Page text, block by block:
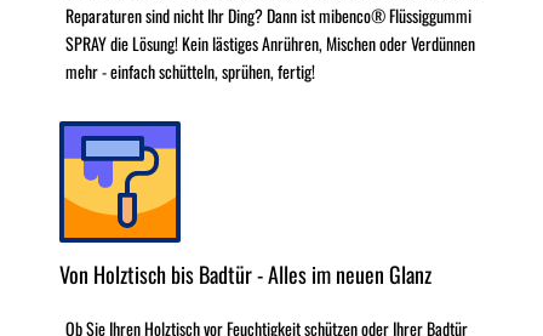
Reparaturen sind nicht Ihr Ding? Dann ist mibenco® Flüssiggummi
SPRAY die Lösung! Kein lästiges Anrühren, Mischen oder Verdünnen
mehr - einfach schütteln, sprühen, fertig!
Von Holztisch bis Badtür - Alles im neuen Glanz
Ob Sie Ihren Holztisch vor Feuchtigkeit schützen oder Ihrer Badtür